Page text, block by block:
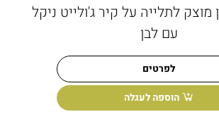
מוצק לתלייה על קיר ג'ולייט ניקל
עם לבן
לפרטים
הוספה לעגלה